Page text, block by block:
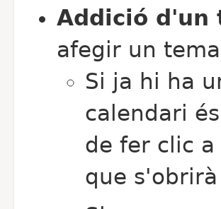
Addició d'un
afegir un
Si ja hi ha
calendari
de fer clic
que